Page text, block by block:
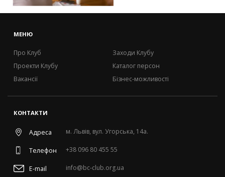
МЕНЮ
Про Клуб
Проекти Клубу
Вакансії
Заходи Клубу
Каталог персон
Бізнес-можливості
КОНТАКТИ
Адреса м. Львів, вул. Угорська, 14а.
Телефон +38 096 80 455 55
E-mail info@bc-club.org.ua